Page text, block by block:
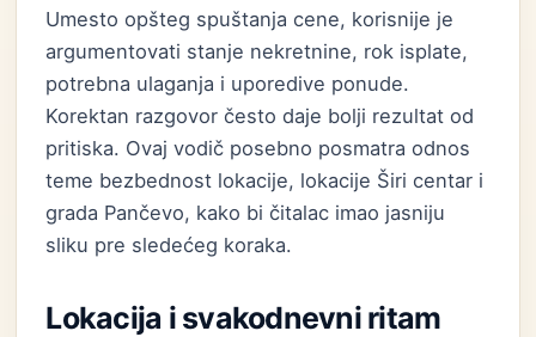
Umesto opšteg spuštanja cene, korisnije je
argumentovati stanje nekretnine, rok isplate,
potrebna ulaganja i uporedive ponude.
Korektan razgovor često daje bolji rezultat od
pritiska. Ovaj vodič posebno posmatra odnos
teme bezbednost lokacije, lokacije Širi centar i
grada Pančevo, kako bi čitalac imao jasniju
sliku pre sledećeg koraka.
Lokacija i svakodnevni ritam